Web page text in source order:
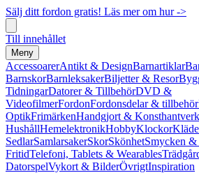
Sälj ditt fordon gratis! Läs mer om hur ->
Till innehållet
Meny
AccessoarerAntikt & DesignBarnartiklar
BarnskorBarnleksakerBiljetter & Resor
TidningarDatorer & TillbehörDVD &
VideofilmerFordonFordonsdelar & tillbehör
OptikFrimärkenHandgjort & Konsthantverk
HushållHemelektronikHobbyKlockor
SedlarSamlarsakerSkorSkönhetSmycken
FritidTelefoni, Tablets & Wearables
DatorspelVykort & BilderÖvrigtInspiration